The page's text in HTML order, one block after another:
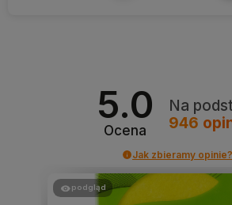
5.0
Ocena
Na
946
Jak zbieramy opinie?
podgląd